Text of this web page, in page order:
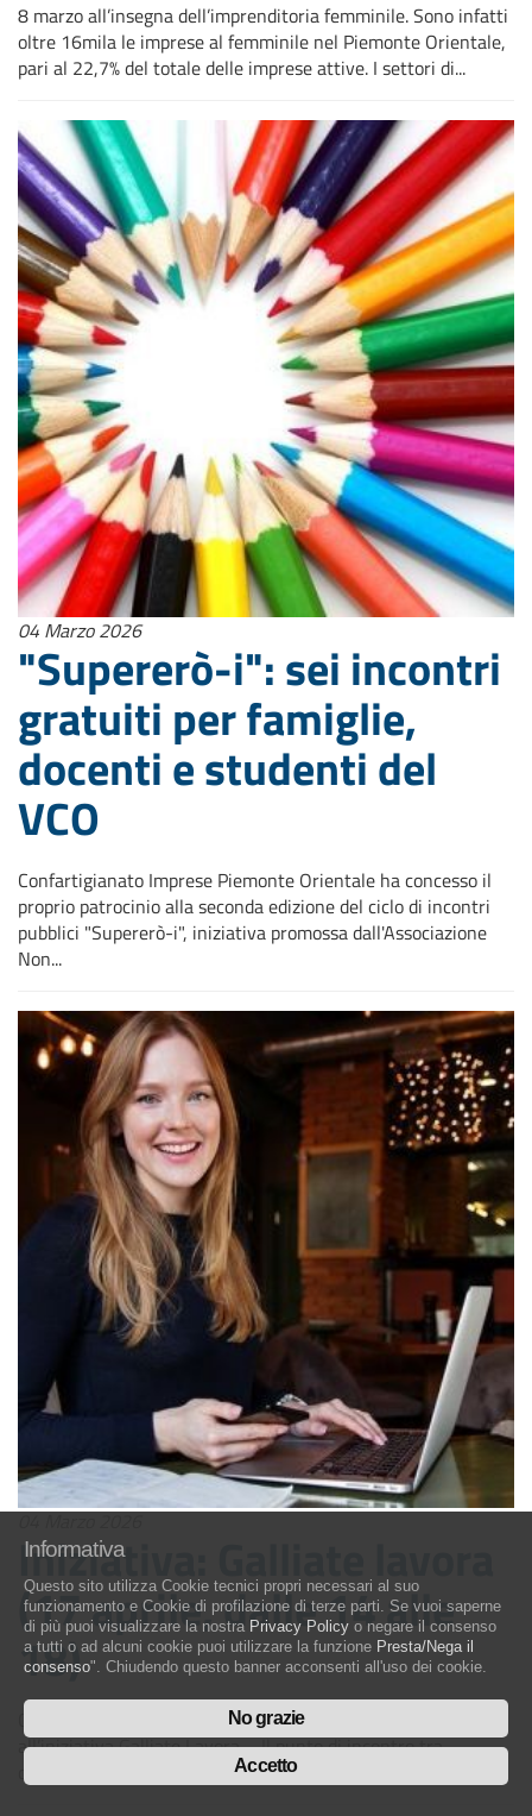
8 marzo all’insegna dell’imprenditoria femminile. Sono infatti
oltre 16mila le imprese al femminile nel Piemonte Orientale,
pari al 22,7% del totale delle imprese attive. I settori di...
04 Marzo 2026
"Supererò-i": sei incontri
gratuiti per famiglie,
docenti e studenti del
VCO
Confartigianato Imprese Piemonte Orientale ha concesso il
proprio patrocinio alla seconda edizione del ciclo di incontri
pubblici "Supererò-i", iniziativa promossa dall'Associazione
Non...
04 Marzo 2026
Iniziativa: Galliate lavora
(17 aprile, dalle 14 alle
18)
Confartigianato Imprese Piemonte Orientale sarà presente
all’iniziativa Galliate Lavora – Il punto di incontro tra
domanda e offerta di occupazione”, evento promosso...
Informativa
Questo sito utilizza Cookie tecnici propri necessari al suo
funzionamento e Cookie di profilazione di terze parti. Se vuoi saperne
di più puoi visualizzare la nostra Privacy Policy o negare il consenso
a tutti o ad alcuni cookie puoi utilizzare la funzione Presta/Nega il
consenso". Chiudendo questo banner acconsenti all'uso dei cookie.
No grazie
Accetto